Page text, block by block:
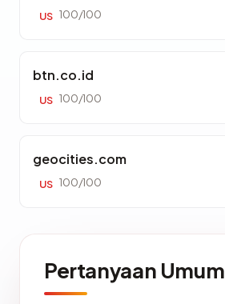
US 100/100
btn.co.id
US 100/100
geocities.com
US 100/100
Pertanyaan Umum